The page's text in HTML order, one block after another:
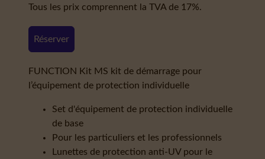
Tous les prix comprennent la TVA de 17%.
Réserver
FUNCTION Kit MS kit de démarrage pour
l’équipement de protection individuelle
Set d'équipement de protection individuelle
de base
Pour les particuliers et les professionnels
Lunettes de protection anti-UV pour le